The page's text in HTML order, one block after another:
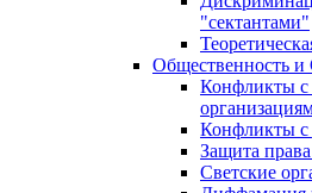
"сектантами"
Общественность
Конфликты с
Конфликты с
Защита
Светские